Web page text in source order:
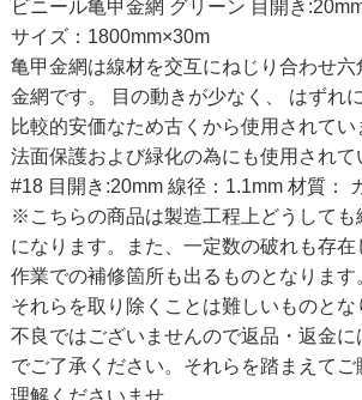
ビニール亀甲金網 グリーン 目開き
サイズ：1800mm×30m
亀甲金網は線材を交互にねじり合わせ六
金網です。 目の動きが少なく、 はずれ
比較的安価なため古くから使用されてい
法面保護および緑化の為にも使用されて
#18 目開き:20mm 線径：1.1mm 材質：
※こちらの商品は製造工程上どうしても
になります。また、一定数の破れも存
作業での補修箇所も出るものとなります
それらを取り除くことは難しいものと
不良ではございませんので返品・返金
でご了承ください。それらを踏まえて
理解くださいませ。